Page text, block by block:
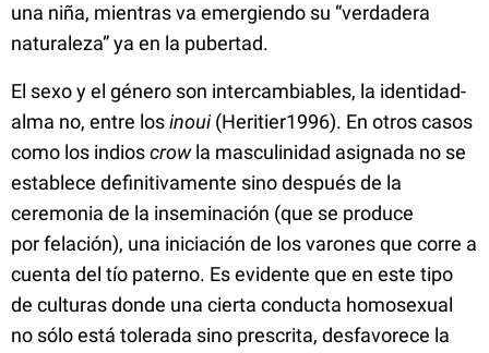
una niña, mientras va emergiendo su “verdadera
naturaleza” ya en la pubertad.
El sexo y el género son intercambiables, la identidad-
alma no, entre losinoui(Heritier1996). En otros casos
como los indioscrowla masculinidad asignada no se
establece definitivamente sino después de la
ceremonia de la inseminación (que se produce
por felación), una iniciación de los varones que corre a
cuenta del tío paterno. Es evidente que en este tipo
de culturas donde una cierta conducta homosexual
no sólo está tolerada sino prescrita, desfavorece la